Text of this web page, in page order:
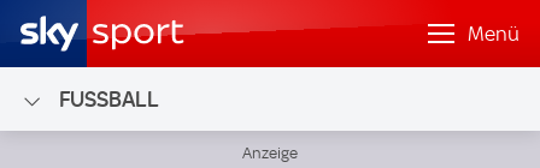
Menü
FUSSBALL